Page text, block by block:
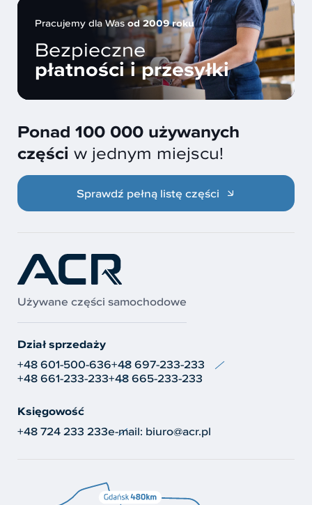
Pracujemy dla Wasod 2009 roku
Bezpieczne
płatności i przesyłki
Ponad 100 000 używanych
części w jednym miejscu!
Sprawdź pełną listę części
Używane części samochodowe
Dział sprzedaży
+48 601-500-636+48 697-233-233
+48 661-233-233+48 665-233-233
Księgowość
+48 724 233 233e-mail: biuro@acr.pl